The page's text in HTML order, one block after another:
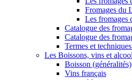
Fromages du
Les fromages
Catalogue des
Catalogue des
Termes et
Les Boissons, vins et
Boisson (généralités)
Vins français